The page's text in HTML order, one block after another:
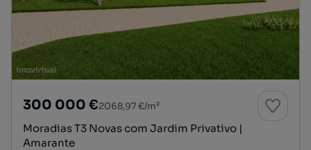
300 000 €2068,97 €/m²
Moradias T3 Novas com Jardim Privativo |
Amarante